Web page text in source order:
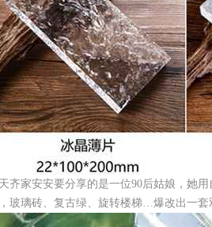
齐家安安要分享的是一位90后姑娘，她
玻璃砖、复古绿、旋转楼梯…爆改出一套